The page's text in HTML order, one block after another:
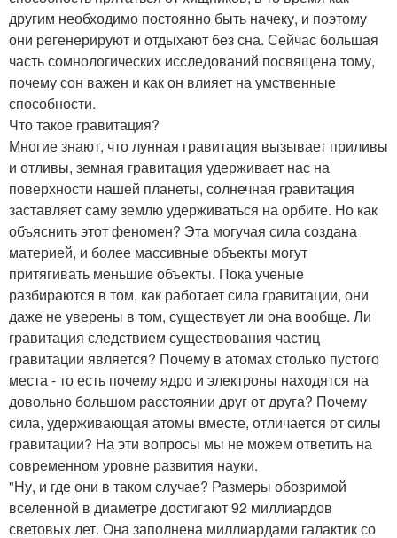
другим необходимо постоянно быть начеку, и поэтому
они регенерируют и отдыхают без сна. Сейчас большая
часть сомнологических исследований посвящена тому,
почему сон важен и как он влияет на умственные
способности.
Что такое гравитация?
Многие знают, что лунная гравитация вызывает приливы
и отливы, земная гравитация удерживает нас на
поверхности нашей планеты, солнечная гравитация
заставляет саму землю удерживаться на орбите. Но как
объяснить этот феномен? Эта могучая сила создана
материей, и более массивные объекты могут
притягивать меньшие объекты. Пока ученые
разбираются в том, как работает сила гравитации, они
даже не уверены в том, существует ли она вообще. Ли
гравитация следствием существования частиц
гравитации является? Почему в атомах столько пустого
места - то есть почему ядро и электроны находятся на
довольно большом расстоянии друг от друга? Почему
сила, удерживающая атомы вместе, отличается от силы
гравитации? На эти вопросы мы не можем ответить на
современном уровне развития науки.
"Ну, и где они в таком случае? Размеры обозримой
вселенной в диаметре достигают 92 миллиардов
световых лет. Она заполнена миллиардами галактик со